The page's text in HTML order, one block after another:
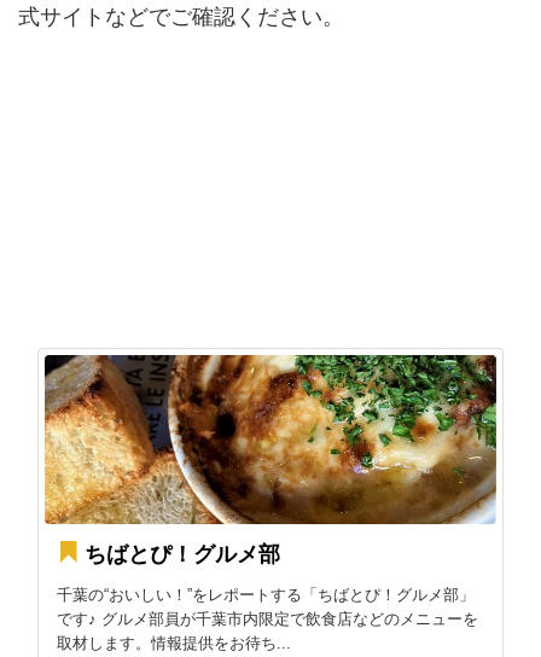
式サイトなどでご確認ください。
ちばとぴ！グルメ部
千葉の“おいしい！”をレポートする「ちばとぴ！グルメ部」
です♪ グルメ部員が千葉市内限定で飲食店などのメニューを
取材します。情報提供をお待ち...